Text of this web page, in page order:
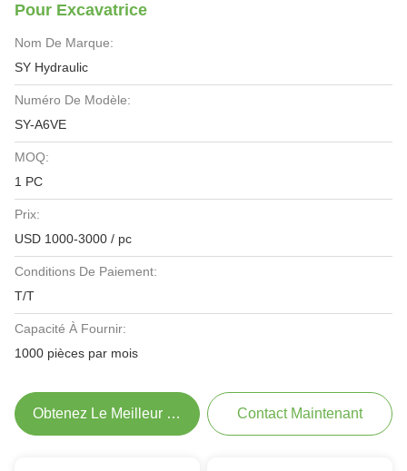
Pour Excavatrice
Nom De Marque:
SY Hydraulic
Numéro De Modèle:
SY-A6VE
MOQ:
1 PC
Prix:
USD 1000-3000 / pc
Conditions De Paiement:
T/T
Capacité À Fournir:
1000 pièces par mois
Obtenez Le Meilleur Prix Contact Maintenant